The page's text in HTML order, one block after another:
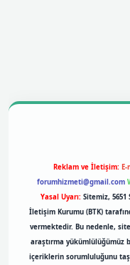
Reklam ve İletişim: E-
forumhizmeti@gmail.com
Yasal Uyarı: Sitemiz,
İletişim Kurumu (BTK)
vermektedir. Bu nedenle,
araştırma yükümlülüğümüz
içeriklerin sorumluluğunu